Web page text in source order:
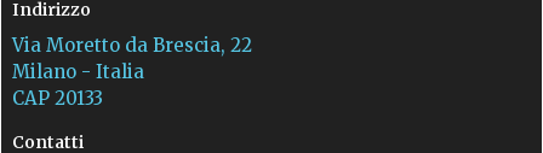
Indirizzo
Via Moretto da Brescia, 22
Milano - Italia
CAP 20133
Contatti